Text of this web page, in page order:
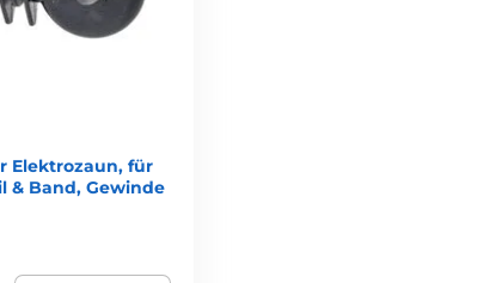
Elektrozaun, für
& Band, Gewinde